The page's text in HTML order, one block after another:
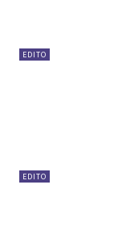
EDITO
EDITO